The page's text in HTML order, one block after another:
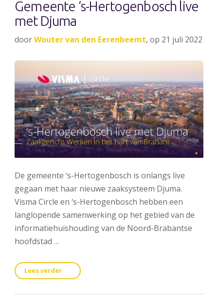
Gemeente ‘s-Hertogenbosch live
met Djuma
doorWouter van den Eerenbeemt, op 21 juli 2022
De gemeente ‘s-Hertogenbosch is onlangs live
gegaan met haar nieuwe zaaksysteem Djuma.
Visma Circle en ‘s-Hertogenbosch hebben een
langlopende samenwerking op het gebied van de
informatiehuishouding van de Noord-Brabantse
hoofdstad …
Lees verder